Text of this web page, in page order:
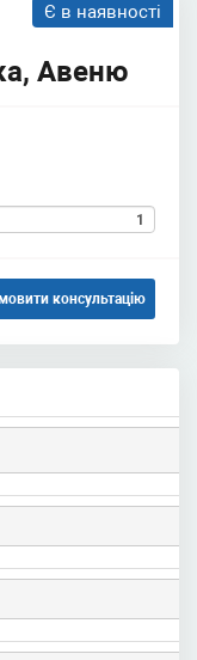
Є в наявності
Авеню
консультацію